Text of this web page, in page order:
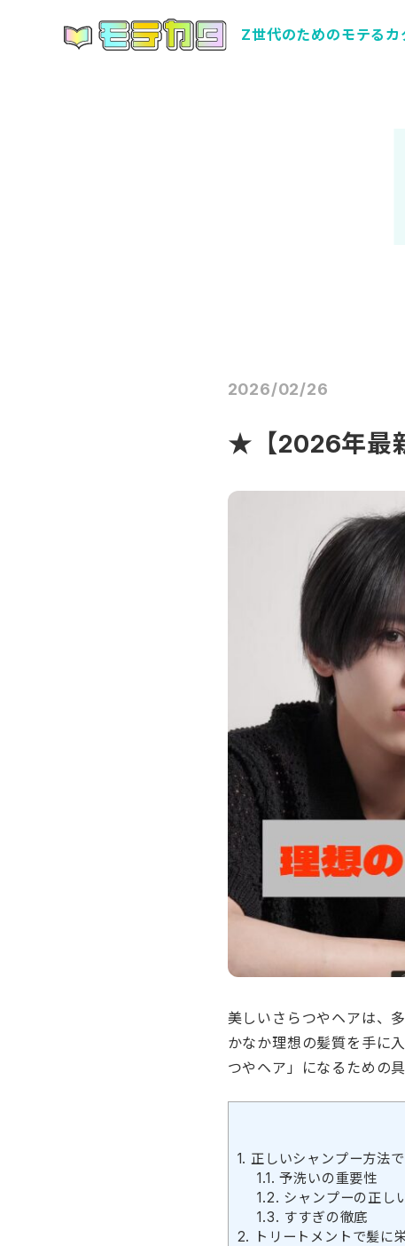
Z世代のためのモテるカ
2026/02/26
★【2026年最
美しいさらつやヘアは、
かなか理想の髪質を手に
つやヘア」になるための
1. 正しいシャンプー方法
1.1. 予洗いの重要性
1.2. シャンプーの正し
1.3. すすぎの徹底
2.
トリートメントで髪に